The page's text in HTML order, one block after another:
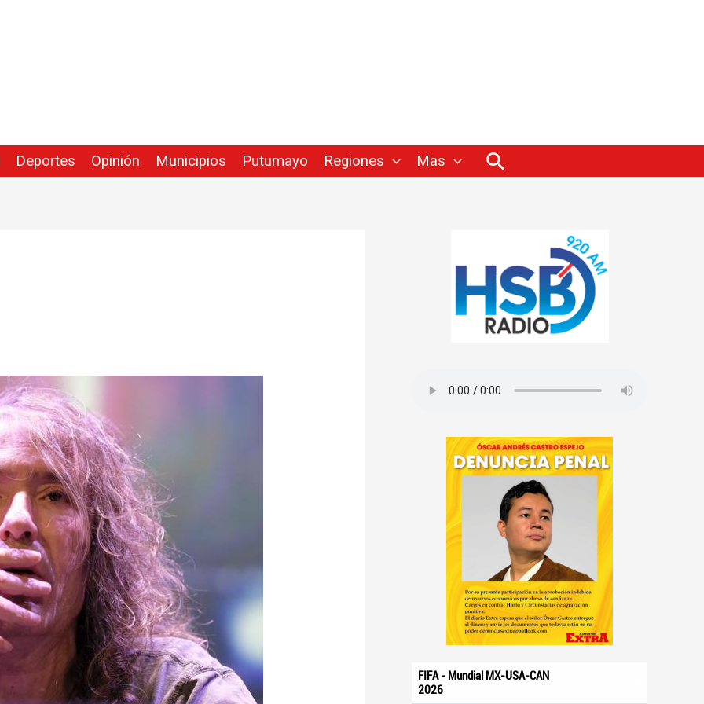
Deportes Opinión Municipios Putumayo Regiones Mas Buscar